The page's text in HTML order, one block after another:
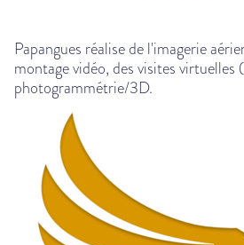
Papangues réalise de l'imagerie
montage vidéo, des visites virtuelles
photogrammétrie/3D.